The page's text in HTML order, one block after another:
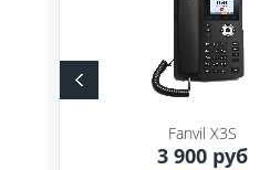
Fanvil X3S
3 900 руб